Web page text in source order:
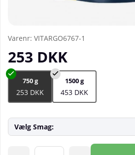
Varenr: VITARGO6767-1
253 DKK
750 g
253 DKK
1500 g
453 DKK
Vælg Smag: